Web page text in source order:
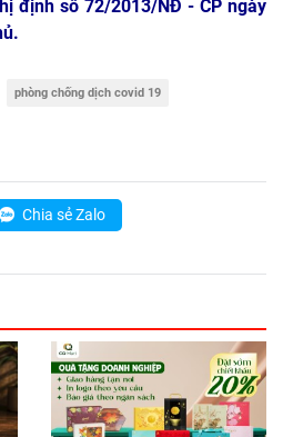
định số 72/2013/NĐ - CP ngày
phòng chống dịch covid 19
Chia sẻ Zalo